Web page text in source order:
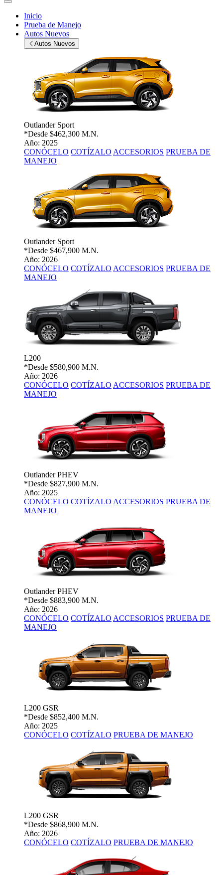
Inicio
Prueba de Manejo
Autos Nuevos
Autos Nuevos
Outlander Sport
*Desde $462,300 M.N.
Año: 2025
CONÓCELO COTÍZALO ACCESORIOS PRUEBA DE
MANEJO
Outlander Sport
*Desde $467,900 M.N.
Año: 2026
CONÓCELO COTÍZALO ACCESORIOS PRUEBA DE
MANEJO
L200
*Desde $580,900 M.N.
Año: 2026
CONÓCELO COTÍZALO ACCESORIOS PRUEBA DE
MANEJO
Outlander PHEV
*Desde $827,900 M.N.
Año: 2025
CONÓCELO COTÍZALO ACCESORIOS PRUEBA DE
MANEJO
Outlander PHEV
*Desde $883,900 M.N.
Año: 2026
CONÓCELO COTÍZALO ACCESORIOS PRUEBA DE
MANEJO
L200 GSR
*Desde $852,400 M.N.
Año: 2025
CONÓCELO COTÍZALO PRUEBA DE MANEJO
L200 GSR
*Desde $868,900 M.N.
Año: 2026
CONÓCELO COTÍZALO PRUEBA DE MANEJO